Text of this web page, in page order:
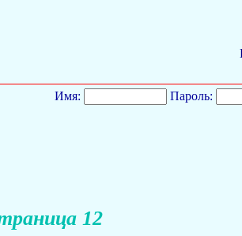
Имя: Пароль:
12